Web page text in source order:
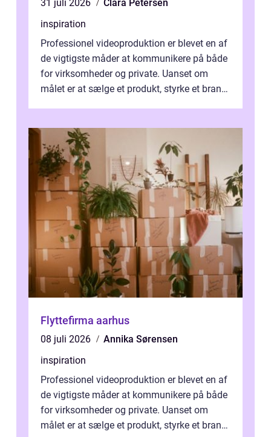
31 juli 2026
Clara Petersen
inspiration
Professionel videoproduktion er blevet en af
de vigtigste måder at kommunikere på både
for virksomheder og private. Uanset om
målet er at sælge et produkt, styrke et brand,
Flyttefirma aarhus
08 juli 2026
Annika Sørensen
inspiration
Professionel videoproduktion er blevet en af
de vigtigste måder at kommunikere på både
for virksomheder og private. Uanset om
målet er at sælge et produkt, styrke et brand,